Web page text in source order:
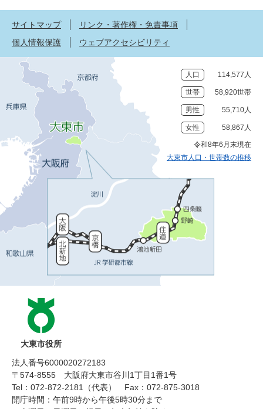
サイトマップ
リンク・著作権・免責事項
個人情報保護
ウェブアクセシビリティ
人口 114,577人
世帯 58,920世帯
男性 55,710人
女性 58,867人
令和8年6月末現在
大東市人口・世帯数の推移
大東市役所
法人番号6000020272183
〒574-8555 大阪府大東市谷川1丁目1番1号
Tel：072-872-2181（代表）
Fax：072-875-3018
開庁時間：午前9時から午後5時30分まで